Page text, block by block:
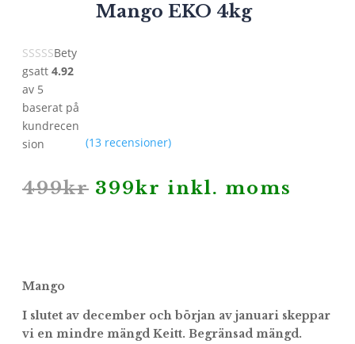
Mango EKO 4kg
Bety
gsatt 4.92
av 5
baserat på
kundrecen
sion
(13recensioner)
499kr Det
399kr Det
inkl. moms
Mango
I slutet av december och början av januari skeppar
vi en mindre mängd Keitt. Begränsad mängd.